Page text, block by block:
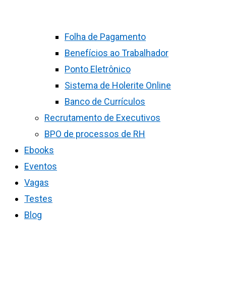
Folha de Pagamento
Benefícios ao Trabalhador
Ponto Eletrônico
Sistema de Holerite Online
Banco de Currículos
Recrutamento de Executivos
BPO de processos de RH
Ebooks
Eventos
Vagas
Testes
Blog